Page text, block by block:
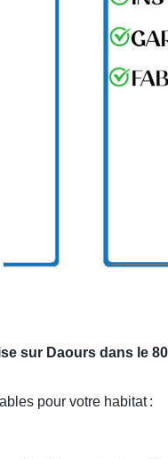
sur Daours dans le
pour votre habitat :